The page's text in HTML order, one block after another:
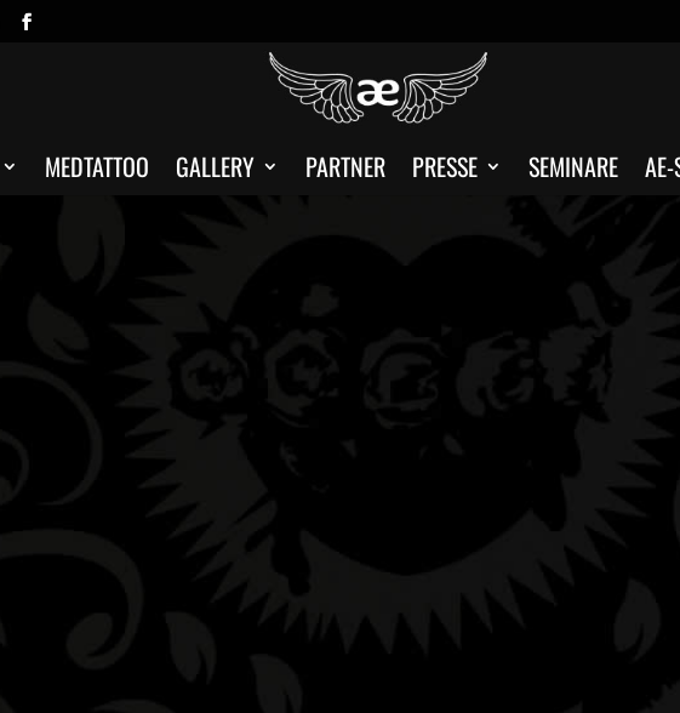
MEDTATTOO GALLERY PARTNER PRESSE SEMINARE